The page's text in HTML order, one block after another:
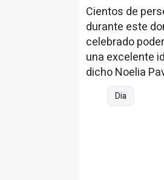
Cientos de
durante este
celebrado
una excelente
dicho Noelia
Dia